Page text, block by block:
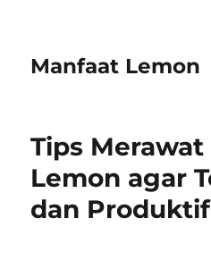
Manfaat Lemon
Tips
Lemon agar
dan Produktif